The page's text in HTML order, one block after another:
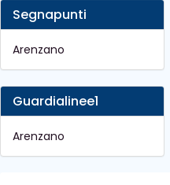
Segnapunti
Arenzano
Guardialinee1
Arenzano